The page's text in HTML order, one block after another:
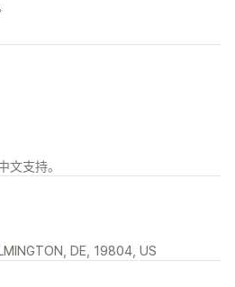
文支持。
DE, 19804, US